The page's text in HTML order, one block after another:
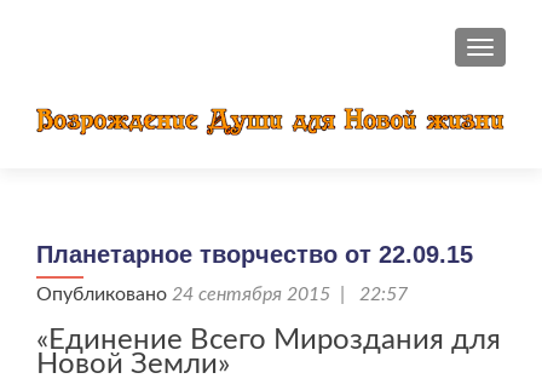
Планетарное творчество от 22.09.15
Опубликовано 24 сентября 2015 | 22:57
«Единение Всего Мироздания для
Новой Земли»